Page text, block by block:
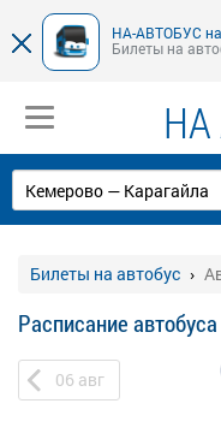
НА-АВТОБУС на
Билеты на
НА
Билеты на автобус
Расписание
06 авг